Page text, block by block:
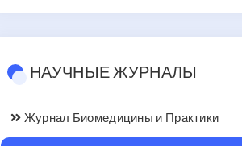
НАУЧНЫЕ ЖУРНАЛЫ
Журнал Биомедицины и Практики